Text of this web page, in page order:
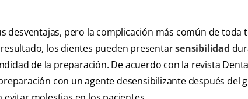
desventajas, pero la complicación más común de toda
los dientes pueden presentarsensibilidad
de la preparación. De acuerdo con la revista
con un agente desensibilizante después del